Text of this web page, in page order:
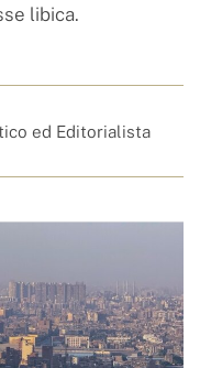
libica.
ed Editorialista